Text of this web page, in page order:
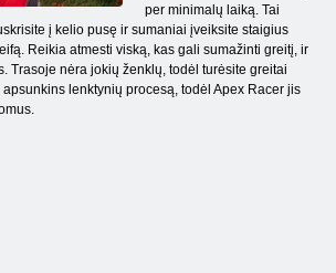
per minimalų laiką. Tai
į kelio pusę ir sumaniai įveiksite staigius
Reikia atmesti viską, kas gali sumažinti greitį, ir
Trasoje nėra jokių ženklų, todėl turėsite greitai
lenktynių procesą, todėl Apex Racer jis